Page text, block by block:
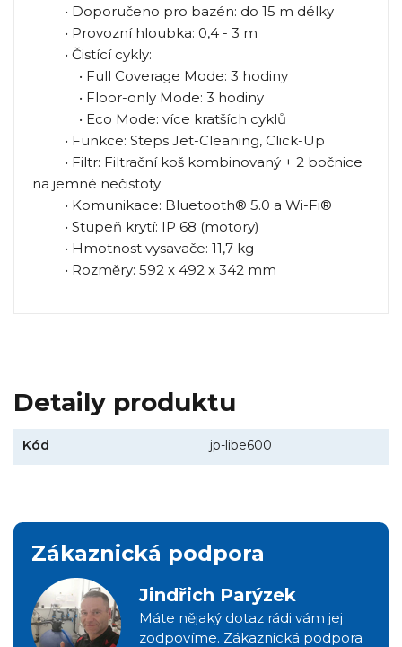
• Doporučeno pro bazén: do 15 m délky
• Provozní hloubka: 0,4 - 3 m
• Čistící cykly:
• Full Coverage Mode: 3 hodiny
• Floor-only Mode: 3 hodiny
• Eco Mode: více kratších cyklů
• Funkce: Steps Jet-Cleaning, Click-Up
• Filtr: Filtrační koš kombinovaný + 2 bočnice
na jemné nečistoty
• Komunikace: Bluetooth® 5.0 a Wi-Fi®
• Stupeň krytí: IP 68 (motory)
• Hmotnost vysavače: 11,7 kg
• Rozměry: 592 x 492 x 342 mm
Detaily produktu
Kód jp-libe600
Zákaznická podpora
Jindřich Parýzek
Máte nějaký dotaz rádi vám jej
zodpovíme. Zákaznická podpora